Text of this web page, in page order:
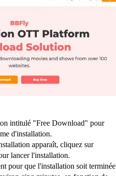
intitulé "Free Download" pour
d'installation.
apparaît, cliquez sur
lancer l'installation.
pour que l'installation soit